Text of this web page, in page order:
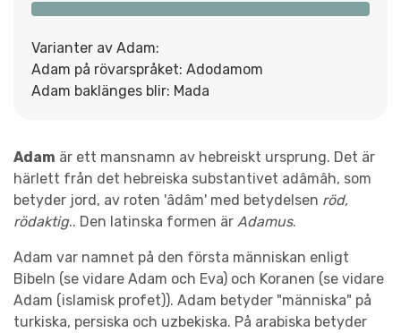
Varianter av Adam:
Adam på rövarspråket: Adodamom
Adam baklänges blir: Mada
Adam är ett mansnamn av hebreiskt ursprung. Det är
härlett från det hebreiska substantivet adâmâh, som
betyder jord, av roten 'âdâm' med betydelsen röd,
rödaktig.. Den latinska formen är Adamus.
Adam var namnet på den första människan enligt
Bibeln (se vidare Adam och Eva) och Koranen (se vidare
Adam (islamisk profet)). Adam betyder "människa" på
turkiska, persiska och uzbekiska. På arabiska betyder